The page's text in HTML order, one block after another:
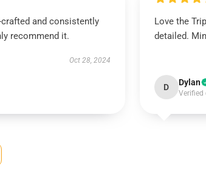
and consistently
recommend it.
Oct 28, 2024
Love the
detailed.
D Dylan
Verified